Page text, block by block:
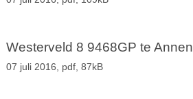
Westerveld 8 9468GP te Annen
07 juli 2016, pdf, 87kB